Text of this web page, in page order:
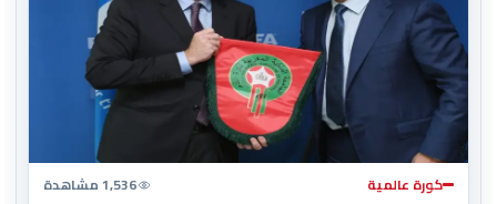
كورة عالمية 1,536 مشاهدة